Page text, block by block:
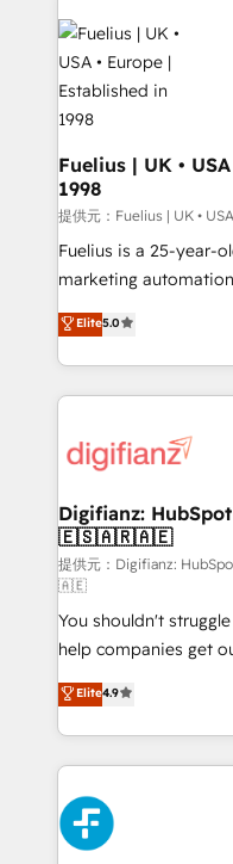
Innovation HubSpot
Migration Excellence
Platform Excellence 35+ full-time HubSpot
professionals.
Pipedrive, Dynamics
Custom API integrations A little about us... •
'Elite' Team (12 super
for Sales Hub,
Hub and Website
9001:2015 and now...
Exclusive AI
based on ISO 42001
complexity' 𝗥𝗲𝗮𝗱𝘆 𝗳𝗼𝗿 𝘁𝗵𝗲 𝗻𝗲𝘅𝘁 𝘀𝘁𝗲𝗽? Click the
👈 '𝗖𝗼𝗻𝘁𝗮𝗰𝘁 𝗯𝘂𝘀𝗶𝗻𝗲𝘀𝘀' button to get in touch
Fuelius | UK •
1998
提供元：Fuelius | UK •
Fuelius is a 25-year-
marketing automation
enable mid-market
maximise their return
growth. We modernise platforms, streamline
operations that are
supercharge revenue operations
Transformation /
Sales Consulting •
makes us different? 🚀 Top 0.5% of global HubSpot
agencies ⚙️ The strongest technical ability and
integration capabilities 💼 Consultative, long-
partners who will
business, processes and systems
working with mid-
organisations, global
complex use cases 🏆 CRM Implementation,
Platform
Onboarding Accredited 🔐 ISO27001 &
Certified
Elite5.0
Digifianz:
🇪🇸🇦🇷🇦🇪
提供元：Digifianz:
🇦🇪
You shouldn't
help companies get
process-oriented
Marketing, Sales,
so selling and
feels easy and pain-free. We are a top
HubSpot Elite
and Customer First
Reviews and 4.9/5 rating
Elite4.9